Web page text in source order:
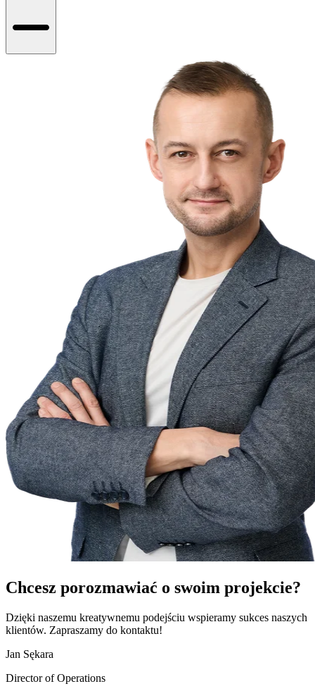
Chcesz porozmawiać o swoim projekcie?
Dzięki naszemu kreatywnemu podejściu wspieramy sukces naszych
klientów. Zapraszamy do kontaktu!
Jan Sękara
Director of Operations